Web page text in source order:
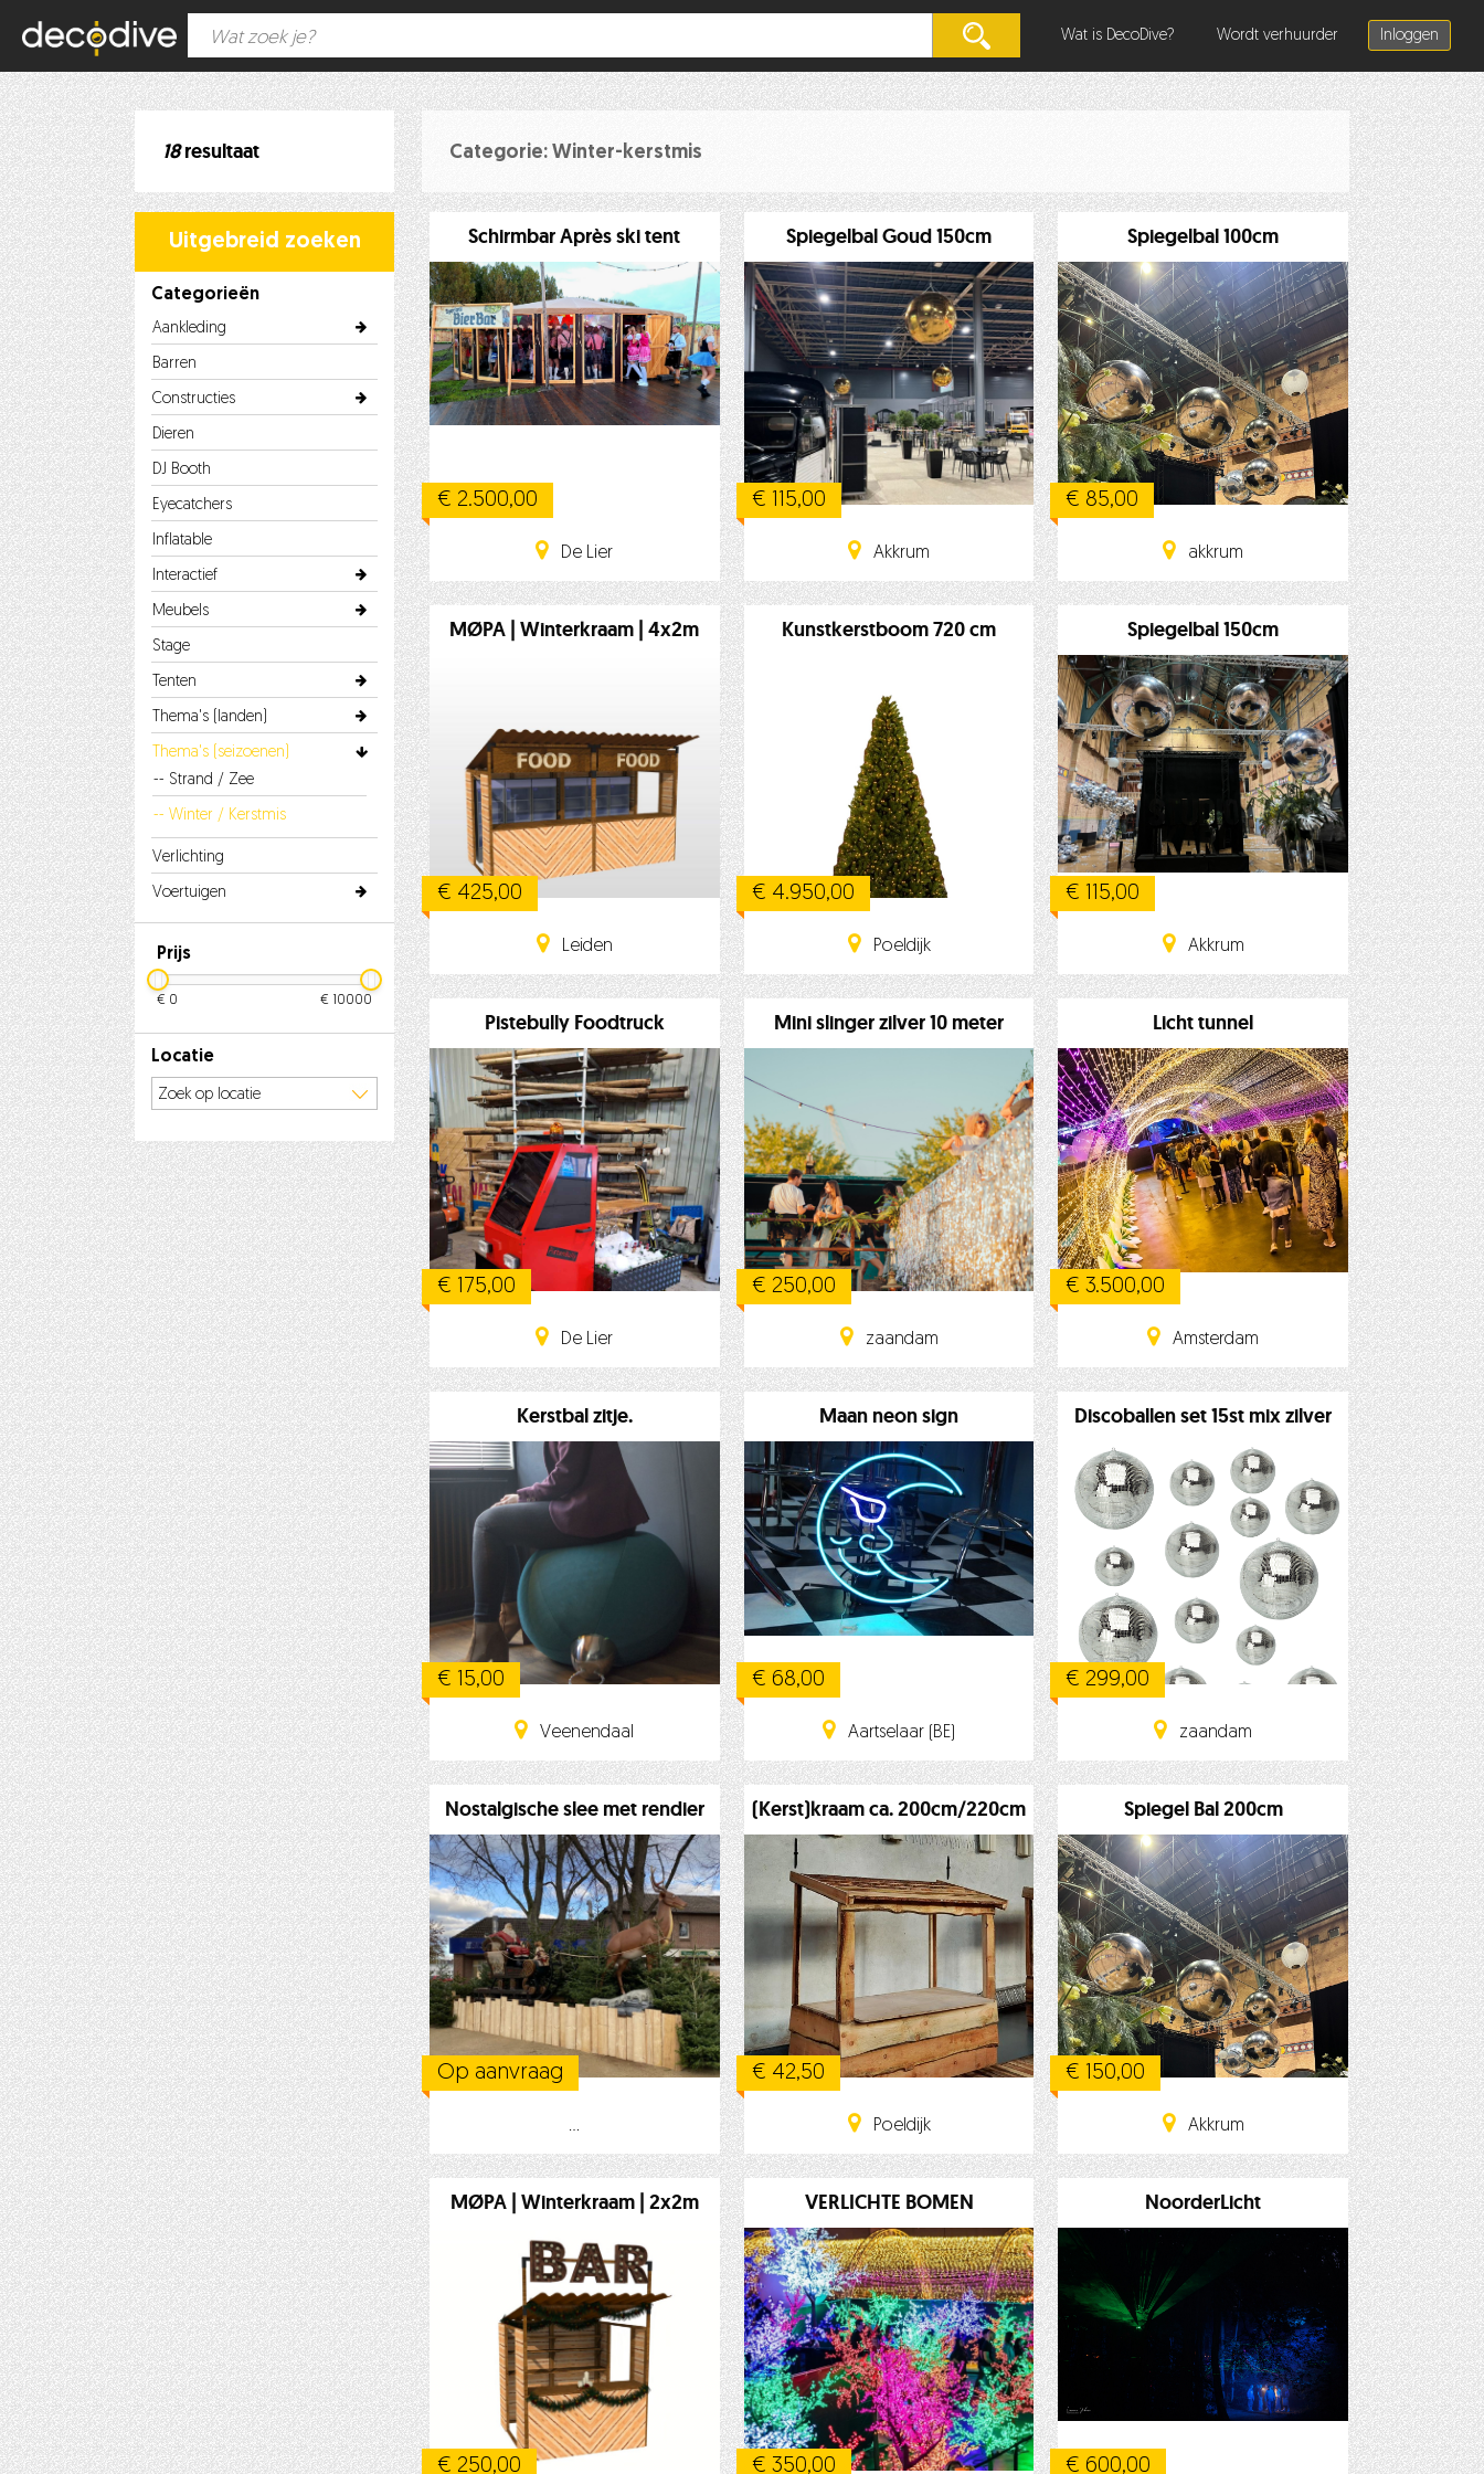
Wat is DecoDive? Wordt verhuurder Inloggen
18resultaat Categorie: Winter-kerstmis
Uitgebreid zoeken
Categorieën
Aankleding
Barren
Constructies
Dieren
DJ Booth
Eyecatchers
Inflatable
Interactief
Meubels
Stage
Tenten
Thema's (landen)
Thema's (seizoenen)
-- Strand / Zee
-- Winter / Kerstmis
Verlichting
Voertuigen
Prijs
0 10000
Locatie
Schirmbar Après ski tent
€ 2.500,00
De Lier
Spiegelbal Goud 150cm
€ 115,00
Akkrum
Spiegelbal 100cm
€ 85,00
akkrum
MØPA | Winterkraam | 4x2m
€ 425,00
Leiden
Kunstkerstboom 720 cm
€ 4.950,00
Poeldijk
Spiegelbal 150cm
€ 115,00
Akkrum
Pistebully Foodtruck
€ 175,00
De Lier
Mini slinger zilver 10 meter
€ 250,00
zaandam
Licht tunnel
€ 3.500,00
Amsterdam
Kerstbal zitje.
€ 15,00
Veenendaal
Maan neon sign
€ 68,00
Aartselaar (BE)
Discoballen set 15st mix zilver
€ 299,00
zaandam
Nostalgische slee met rendier
Op aanvraag
...
(Kerst)kraam ca. 200cm/220cm
€ 42,50
Poeldijk
Spiegel Bal 200cm
€ 150,00
Akkrum
MØPA | Winterkraam | 2x2m
€ 250,00
VERLICHTE BOMEN
€ 350,00
NoorderLicht
€ 600,00